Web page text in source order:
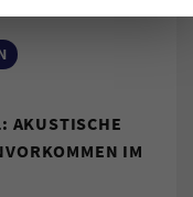
AKUSTISCHE
IM